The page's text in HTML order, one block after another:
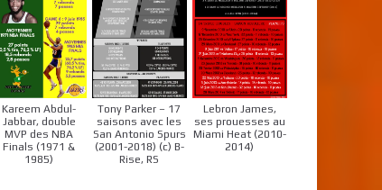
Kareem Abdul-
Jabbar, double
MVP des NBA
Finals (1971 &
1985)
Tony Parker – 17
saisons avec les
San Antonio Spurs
(2001-2018) (c) B-
Rise, RS
Lebron James,
ses prouesses au
Miami Heat (2010-
2014)